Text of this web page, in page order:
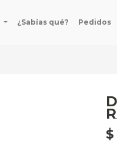
¿Sabías qué? Pedidos
$